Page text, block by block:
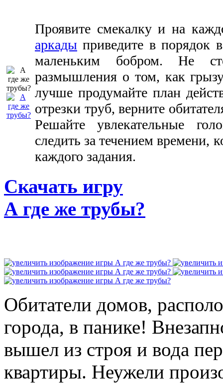
Проявите смекалку и на
аркады приведите в порядок
маленьким бобром. Не
размышления о том, как
лучше продумайте план
отрезки труб, верните
Решайте увлекательные
следить за течением времени,
каждого задания.
Скачать игру
А где же трубы?
Обитатели домов,
города, в панике!
вышел из строя и вода
квартиры. Неужели